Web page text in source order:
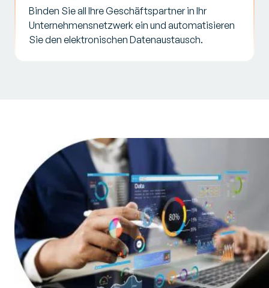
Binden Sie all Ihre Geschäftspartner in Ihr
Unternehmensnetzwerk ein und automatisieren
Sie den elektronischen Datenaustausch.